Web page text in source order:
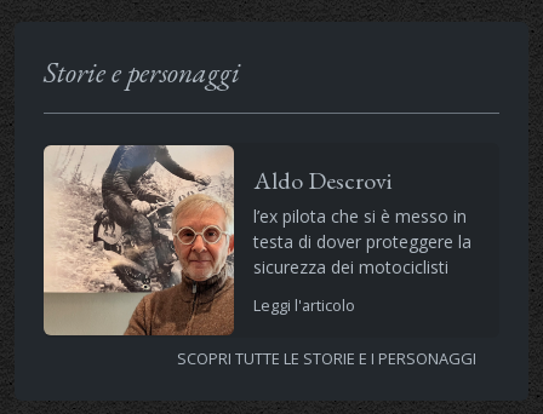
Storie e personaggi
Aldo Descrovi
l’ex pilota che si è messo in
testa di dover proteggere la
sicurezza dei motociclisti
Leggi l'articolo
SCOPRI TUTTE LE STORIE E I PERSONAGGI